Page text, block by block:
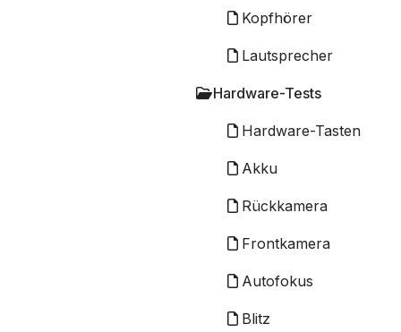
Kopfhörer
Lautsprecher
Hardware-Tests
Hardware-Tasten
Akku
Rückkamera
Frontkamera
Autofokus
Blitz